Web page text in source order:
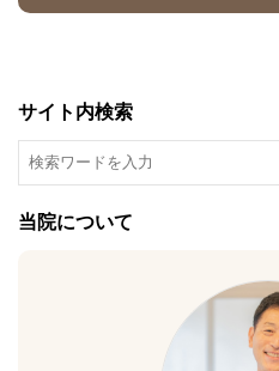
サイト内検索
当院について